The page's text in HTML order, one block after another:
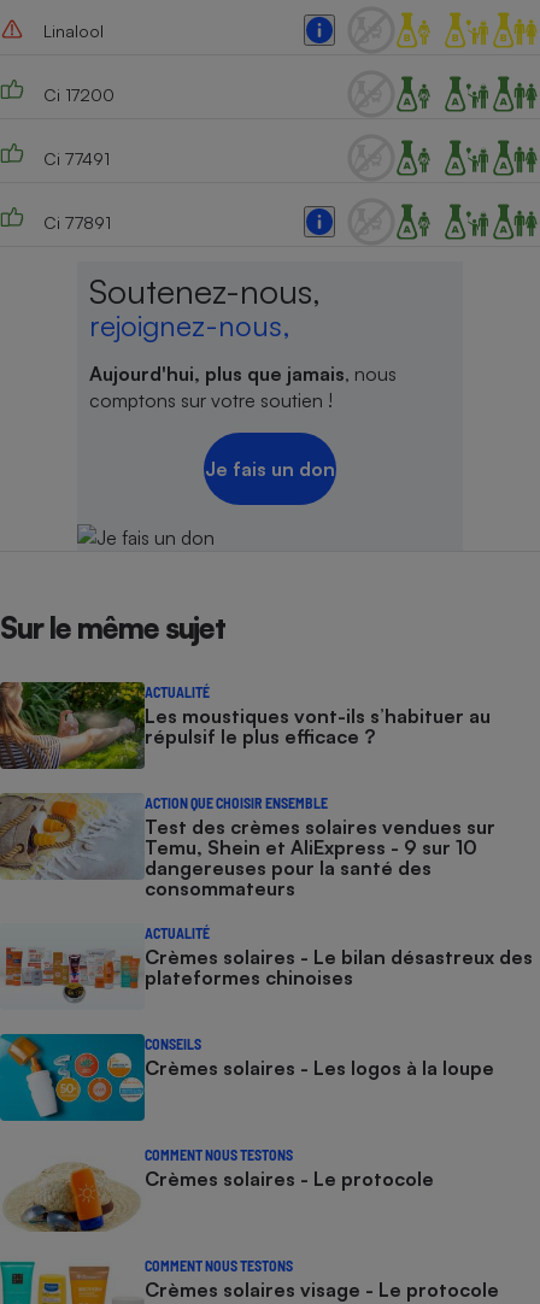
Linalool
Ci 17200
Ci 77491
Ci 77891
Soutenez-nous,
rejoignez-nous,
Aujourd'hui, plus que jamais, nous
comptons sur votre soutien !
Je fais un don
Sur le même sujet
ACTUALITÉ
Les moustiques vont-ils s’habituer au
répulsif le plus efficace ?
ACTION QUE CHOISIR ENSEMBLE
Test des crèmes solaires vendues sur
Temu, Shein et AliExpress - 9 sur 10
dangereuses pour la santé des
consommateurs
ACTUALITÉ
Crèmes solaires - Le bilan désastreux des
plateformes chinoises
CONSEILS
Crèmes solaires - Les logos à la loupe
COMMENT NOUS TESTONS
Crèmes solaires - Le protocole
COMMENT NOUS TESTONS
Crèmes solaires visage - Le protocole